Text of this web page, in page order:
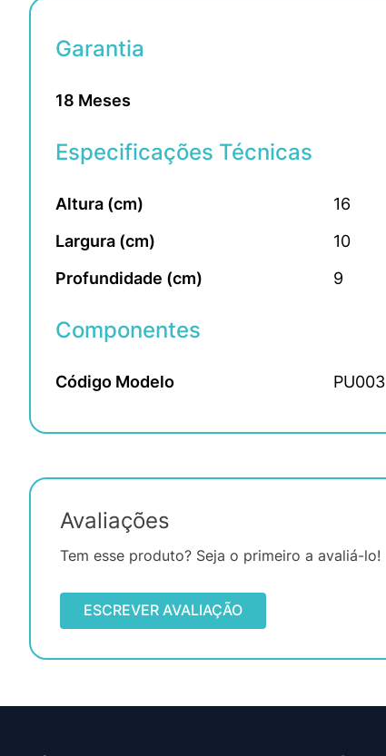
Garantia
18 Meses
Especificações Técnicas
Altura (cm)
16
Largura (cm)
10
Profundidade (cm)
9
Componentes
Código Modelo PU003
Avaliações
Tem esse produto? Seja o primeiro a avaliá-lo!
ESCREVER AVALIAÇÃO